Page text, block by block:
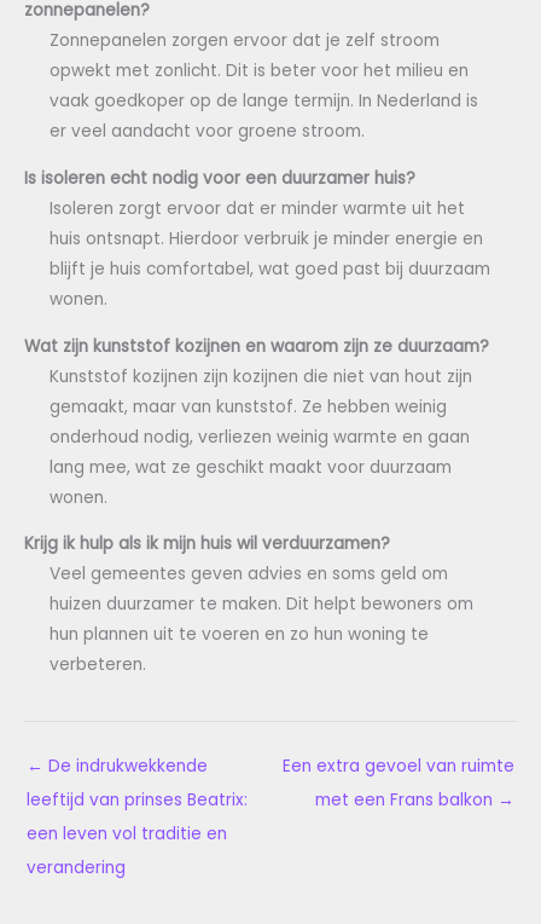
zonnepanelen?
Zonnepanelen zorgen ervoor dat je zelf stroom
opwekt met zonlicht. Dit is beter voor het milieu en
vaak goedkoper op de lange termijn. In Nederland is
er veel aandacht voor groene stroom.
Is isoleren echt nodig voor een duurzamer huis?
Isoleren zorgt ervoor dat er minder warmte uit het
huis ontsnapt. Hierdoor verbruik je minder energie en
blijft je huis comfortabel, wat goed past bij duurzaam
wonen.
Wat zijn kunststof kozijnen en waarom zijn ze duurzaam?
Kunststof kozijnen zijn kozijnen die niet van hout zijn
gemaakt, maar van kunststof. Ze hebben weinig
onderhoud nodig, verliezen weinig warmte en gaan
lang mee, wat ze geschikt maakt voor duurzaam
wonen.
Krijg ik hulp als ik mijn huis wil verduurzamen?
Veel gemeentes geven advies en soms geld om
huizen duurzamer te maken. Dit helpt bewoners om
hun plannen uit te voeren en zo hun woning te
verbeteren.
← De indrukwekkende
leeftijd van prinses Beatrix:
een leven vol traditie en
verandering
Een extra gevoel van ruimte
met een Frans balkon →